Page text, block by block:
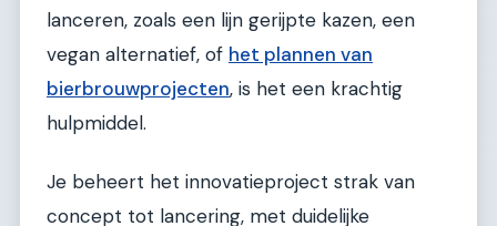
lanceren, zoals een lijn gerijpte kazen, een
vegan alternatief, of het plannen van
bierbrouwprojecten, is het een krachtig
hulpmiddel.
Je beheert het innovatieproject strak van
concept tot lancering, met duidelijke